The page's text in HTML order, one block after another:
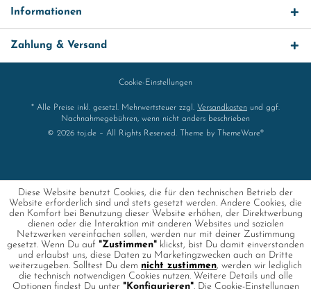
Informationen
Zahlung & Versand
Cookie-Einstellungen
* Alle Preise inkl. gesetzl. Mehrwertsteuer zzgl. Versandkosten und ggf.
Nachnahmegebühren, wenn nicht anders beschrieben
© 2026 toj.de – All Rights Reserved. Theme by
ThemeWare®
Diese Website benutzt Cookies, die für den technischen Betrieb der
Website erforderlich sind und stets gesetzt werden. Andere Cookies, die
den Komfort bei Benutzung dieser Website erhöhen, der Direktwerbung
dienen oder die Interaktion mit anderen Websites und sozialen
Netzwerken vereinfachen sollen, werden nur mit deiner Zustimmung
gesetzt. Wenn Du auf "Zustimmen" klickst, bist Du damit einverstanden
und erlaubst uns, diese Daten zu Marketingzwecken auch an Dritte
weiterzugeben. Solltest Du dem nicht zustimmen, werden wir lediglich
die technisch notwendigen Cookies nutzen. Weitere Details und alle
Optionen findest Du unter "Konfigurieren". Die Cookie-Einstellungen